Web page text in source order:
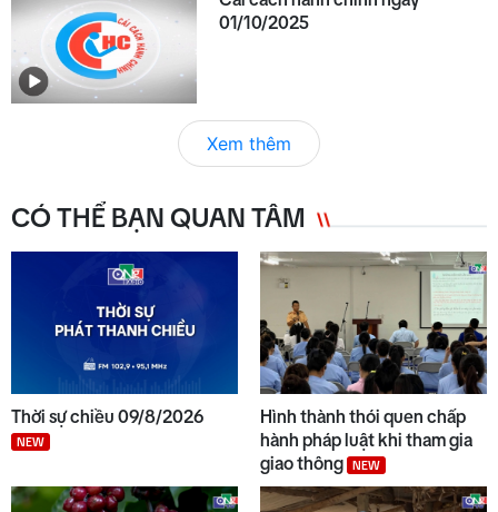
01/10/2025
Xem thêm
CÓ THỂ BẠN QUAN TÂM
Thời sự chiều 09/8/2026
NEW
Hình thành thói quen chấp
hành pháp luật khi tham gia
giao thông
NEW